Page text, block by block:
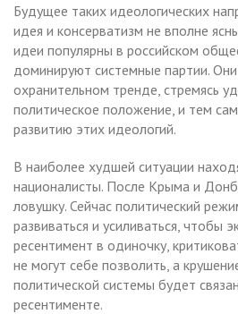
Будущее таких идеологических
идея и консерватизм не вполне
идеи популярны в российском
доминируют системные партии.
охранительном тренде, стремясь
политическое положение, и тем
развитию этих идеологий.
В наиболее худшей ситуации
националисты. После Крыма и
ловушку. Сейчас политический
развиваться и усиливаться, чтобы
ресентимент в одиночку,
не могут себе позволить, а
политической системы будет
ресентименте.